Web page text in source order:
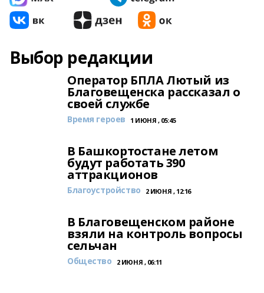
Выбор редакции
Оператор БПЛА Лютый из
Благовещенска рассказал о
своей службе
Время героев 1 ИЮНЯ , 05:45
В Башкортостане летом
будут работать 390
аттракционов
Благоустройство 2 ИЮНЯ , 12:16
В Благовещенском районе
взяли на контроль вопросы
сельчан
Общество 2 ИЮНЯ , 06:11